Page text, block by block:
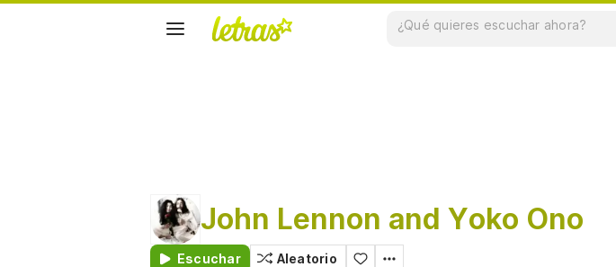
John Lennon and Yoko Ono
Escuchar Aleatorio